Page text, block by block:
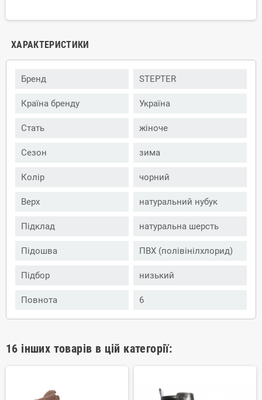
ХАРАКТЕРИСТИКИ
Бренд STEPTER
Країна бренду Україна
Стать жіноче
Сезон зима
Колір чорний
Верх натуральний нубук
Підклад натуральна шерсть
Підошва ПВХ (полівінілхлорид)
Підбор низький
Повнота 6
16 інших товарів в цій категорії: